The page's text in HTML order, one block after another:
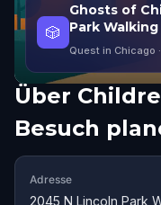
🎲
Ghosts of
Park
Quest in Chicago
Über
Besuch
Adresse
2045 N Lincoln Park